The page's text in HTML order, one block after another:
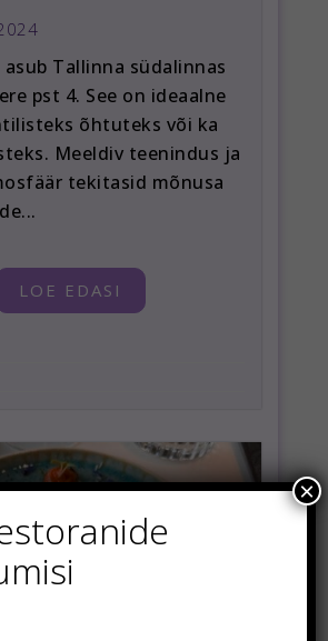
asub Tallinna südalinnas
pst 4. See on ideaalne
õhtuteks või ka
Meeldiv teenindus ja
tekitasid mõnusa
LOE EDASI
×